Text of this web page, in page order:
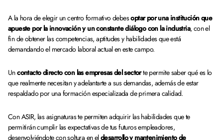
A la hora de elegir un centro formativo debesoptar por una institución que
apueste por la innovación y un constante diálogo con la industria, con el
fin de obtener las competencias, aptitudes y habilidades que está
demandando el mercado laboral actual en este campo.
Uncontacto directo con las empresas del sectorte permite saber qué es lo
que realmente necesitan y adelantarte a sus demandas, además de estar
respaldado por una formación especializada de primera calidad.
Con ASIR, las asignaturas te permiten adquirir las habilidades que te
permitirán cumplir las expectativas de tus futuros empleadores,
desenvolviéndote con soltura en eldesarrollo y mantenimiento de